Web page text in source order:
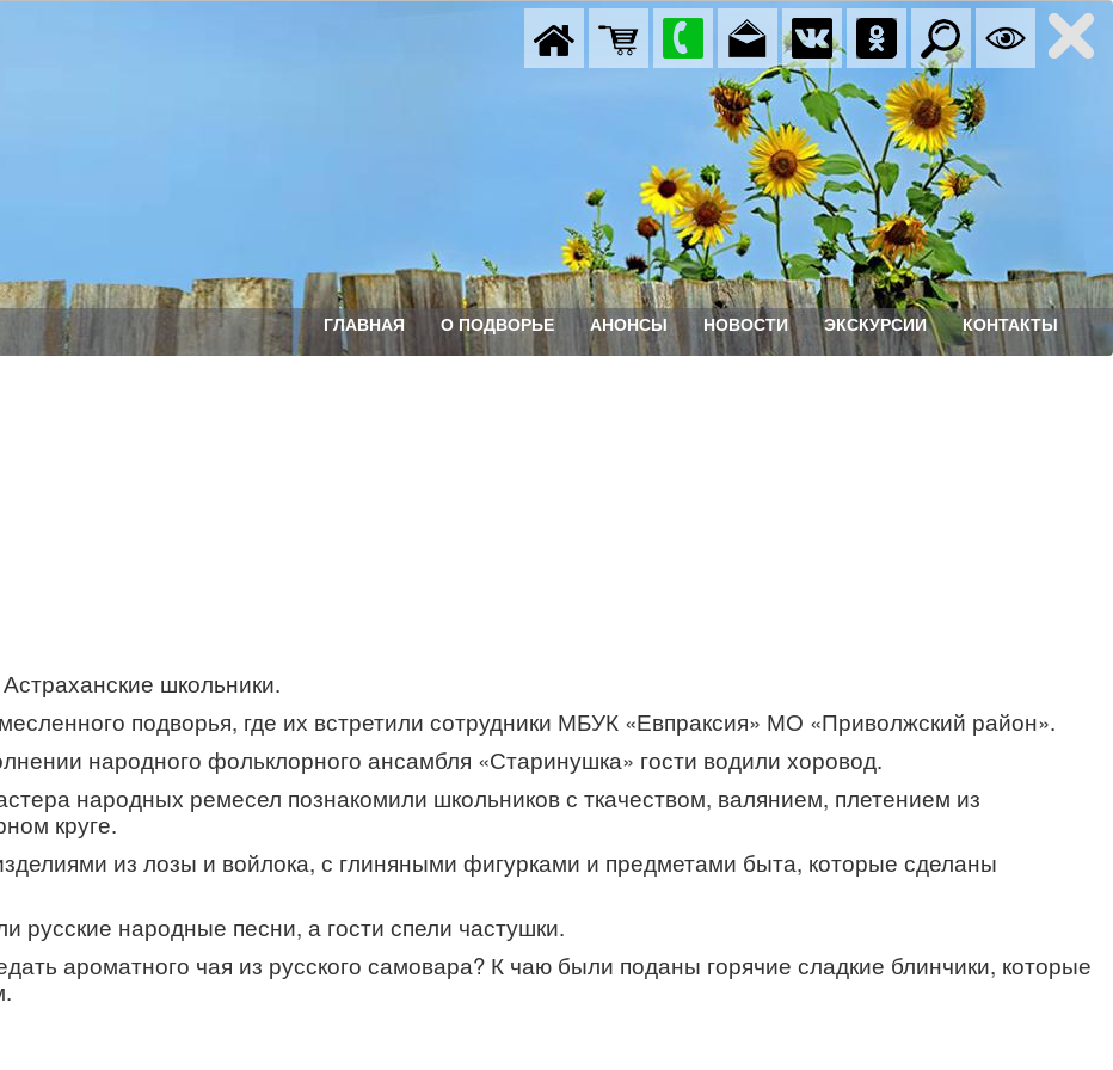
ГЛАВНАЯ О ПОДВОРЬЕ АНОНСЫ НОВОСТИ ЭКСКУРСИИ КОНТАКТЫ
школьники.
подворья, где их встретили сотрудники МБУК «Евпраксия» МО «Приволжский район».
народного фольклорного ансамбля «Старинушка» гости водили хоровод.
народных ремесел познакомили школьников с ткачеством, валянием, плетением из
круге.
из лозы и войлока, с глиняными фигурками и предметами быта, которые сделаны
русские народные песни, а гости спели частушки.
ароматного чая из русского самовара? К чаю были поданы горячие сладкие блинчики, которые